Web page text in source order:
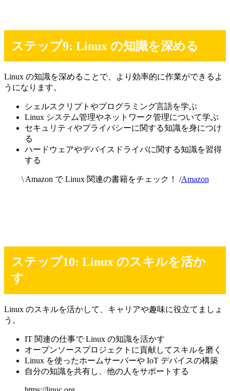
ステップ9: Linux の知識を深める
Linux の知識を深めることで、より効率的に作業ができるよ
うになります。
シェルスクリプトやプログラミング言語を学ぶ
Linux システム管理やネットワーク管理について学ぶ
セキュリティやプライバシーに関する知識を身につけ
る
ハードウェアやデバイスドライバに関する知識を習得
する
\ Amazon で Linux 関連の書籍をチェック！ /Amazon
ステップ10: Linux のスキルを活か
す
Linux のスキルを活かして、キャリアや趣味に役立てましょ
う。
IT 関連の仕事で Linux の知識を活かす
オープンソースプロジェクトに貢献してスキルを磨く
Linux を使ったホームサーバーや IoT デバイスの構築
自分の知識を共有し、他の人をサポートする